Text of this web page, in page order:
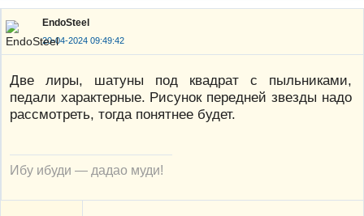
EndoSteel
20-04-2024 09:49:42
Две лиры, шатуны под квадрат с пыльниками,
педали характерные. Рисунок передней звезды надо
рассмотреть, тогда понятнее будет.
Ибу ибуди — дадао муди!